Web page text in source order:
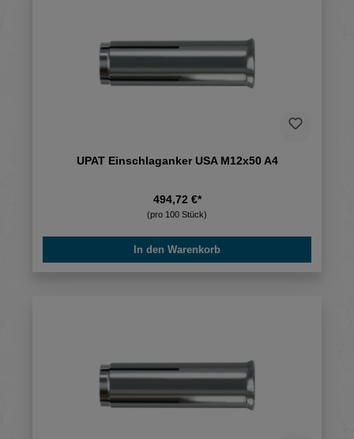
UPAT Einschlaganker USA M12x50 A4
494,72 €*
(pro 100 Stück)
In den Warenkorb